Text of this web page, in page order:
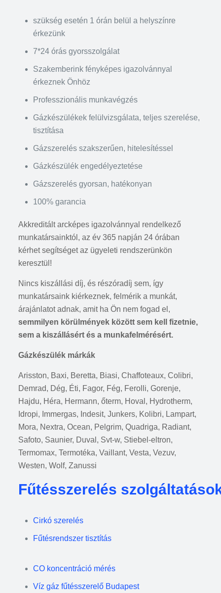
szükség esetén 1 órán belül a helyszínre
érkezünk
7*24 órás gyorsszolgálat
Szakemberink fényképes igazolvánnyal
érkeznek Önhöz
Professzionális munkavégzés
Gázkészülékek felülvizsgálata, teljes szerelése,
tisztítása
Gázszerelés szakszerűen, hitelesítéssel
Gázkészülék engedélyeztetése
Gázszerelés gyorsan, hatékonyan
100% garancia
Akkreditált arcképes igazolvánnyal rendelkező
munkatársainktól, az év 365 napján 24 órában
kérhet segítséget az ügyeleti rendszerünkön
keresztül!
Nincs kiszállási díj, és részóradíj sem, így
munkatársaink kiérkeznek, felmérik a munkát,
árajánlatot adnak, amit ha Ön nem fogad el,
semmilyen körülmények között sem kell fizetnie,
sem a kiszállásért és a munkafelmérésért.
Gázkészülék márkák
Arisston, Baxi, Beretta, Biasi, Chaffoteaux, Colibri,
Demrad, Dég, Éti, Fagor, Fég, Ferolli, Gorenje,
Hajdu, Héra, Hermann, őterm, Hoval, Hydrotherm,
Idropi, Immergas, Indesit, Junkers, Kolibri, Lampart,
Mora, Nextra, Ocean, Pelgrim, Quadriga, Radiant,
Safoto, Saunier, Duval, Svt-w, Stiebel-eltron,
Termomax, Termotéka, Vaillant, Vesta, Vezuv,
Westen, Wolf, Zanussi
Fűtésszerelés
Cirkó szerelés
Fűtésrendszer tisztítás
CO koncentráció mérés
Víz gáz fűtésszerelő Budapest